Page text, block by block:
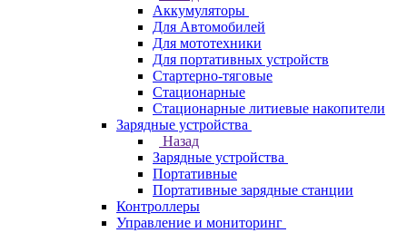
Аккумуляторы
Для Автомобилей
Для мототехники
Для портативных устройств
Стартерно-тяговые
Стационарные
Стационарные литиевые накопители
Зарядные устройства
Назад
Зарядные устройства
Портативные
Портативные зарядные станции
Контроллеры
Управление и мониторинг